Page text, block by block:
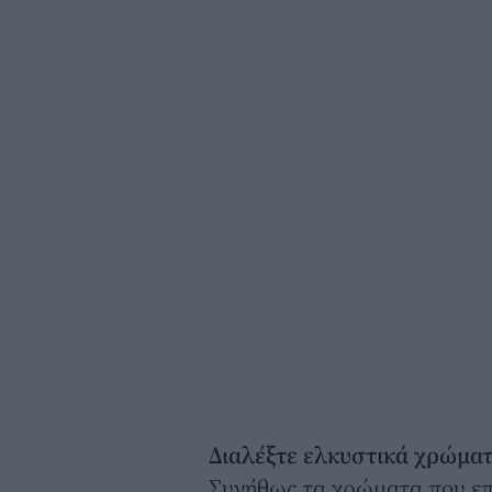
Διαλέξτε ελκυστικά